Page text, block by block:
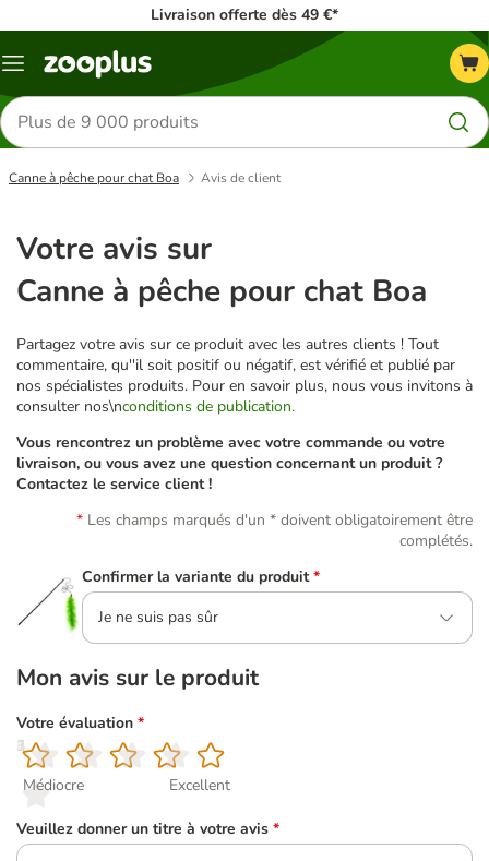
Livraison offerte dès 49 €*
Menu
Rechercher
des
produits
Canne à pêche pour chat Boa Avis de client
Votre avis sur
Canne à pêche pour chat Boa
Partagez votre avis sur ce produit avec les autres clients ! Tout
commentaire, qu''il soit positif ou négatif, est vérifié et publié par
nos spécialistes produits. Pour en savoir plus, nous vous invitons à
consulter nos\nconditions de publication.
Vous rencontrez un problème avec votre commande ou votre
livraison, ou vous avez une question concernant un produit ?
Contactez le service client !
Les champs marqués d'un * doivent obligatoirement être
complétés.
Confirmer la variante du produit *
Je ne suis pas sûr
Mon avis sur le produit
Votre évaluation *
1
Médiocre
2
3
4
5
Excellent
Veuillez donner un titre à votre avis *